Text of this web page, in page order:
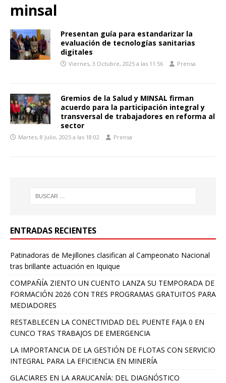
minsal
Presentan guía para estandarizar la
evaluación de tecnologías sanitarias
digitales
Viernes, 3 Octubre, 2025 a las 11:56 Prensa
Gremios de la Salud y MINSAL firman
acuerdo para la participación integral y
transversal de trabajadores en reforma al
sector
Martes, 8 Julio, 2025 a las 18:02 Prensa
ENTRADAS RECIENTES
Patinadoras de Mejillones clasifican al Campeonato Nacional
tras brillante actuación en Iquique
COMPAÑÍA ZIENTO UN CUENTO LANZA SU TEMPORADA DE
FORMACIÓN 2026 CON TRES PROGRAMAS GRATUITOS PARA
MEDIADORES
RESTABLECEN LA CONECTIVIDAD DEL PUENTE FAJA 0 EN
CUNCO TRAS TRABAJOS DE EMERGENCIA
LA IMPORTANCIA DE LA GESTIÓN DE FLOTAS CON SERVICIO
INTEGRAL PARA LA EFICIENCIA EN MINERÍA
GLACIARES EN LA ARAUCANÍA: DEL DIAGNÓSTICO